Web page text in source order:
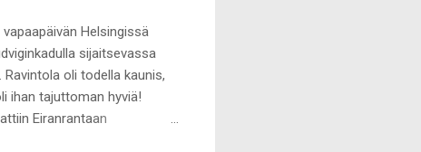
Helsingissä
sijaitsevassa
oli todella kaunis,
ihan tajuttoman hyviä!
Eiranrantaan